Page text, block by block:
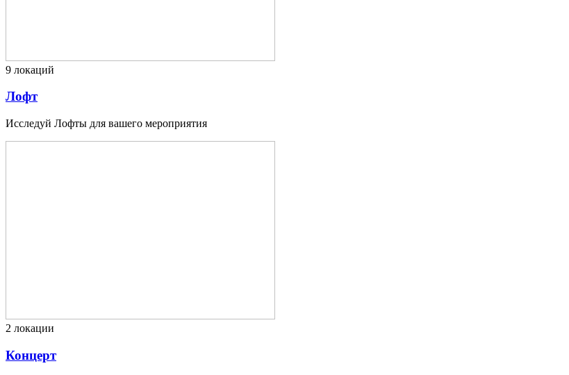
9 локаций
Лофт
Исследуй Лофты для вашего мероприятия
2 локации
Концерт